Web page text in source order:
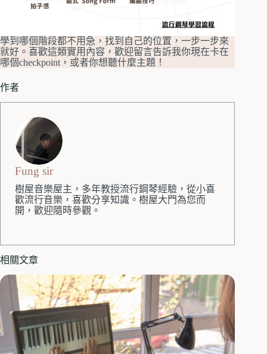
學到哪個階段都不用急，找到自己的位置，一步一步來
就好。喜歡這類實用內容，歡迎留言告訴我你現在卡在
哪個checkpoint，或者你想聽什麼主題！
作者
Fung sir
樹屋音樂屋主，多年教授流行鋼琴經驗，從小喜
歡流行音樂，喜歡分享知識。樹屋大門為您而
開，歡迎隨時參觀。
相關文章